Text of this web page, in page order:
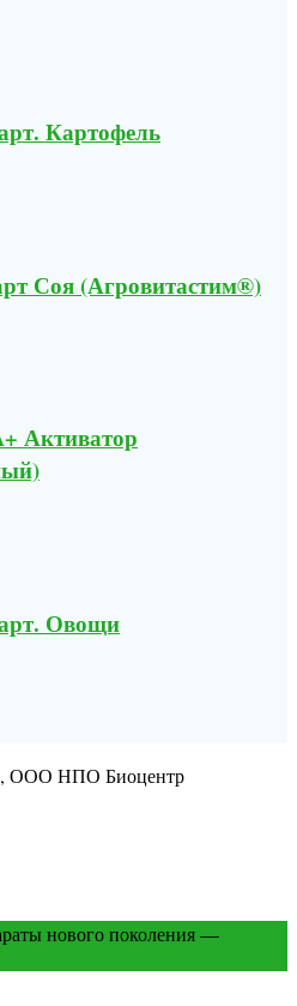
Картофель
Соя (Агровитастим®)
Активатор
Овощи
ООО НПО Биоцентр
нового поколения —